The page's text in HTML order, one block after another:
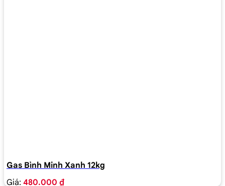
Gas Bình Minh Xanh 12kg
Giá: 480.000 ₫